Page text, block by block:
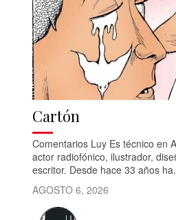
Cartón
Comentarios Luy Es técnico en
actor radiofónico, ilustrador,
escritor. Desde hace 33 años
AGOSTO 6, 2026